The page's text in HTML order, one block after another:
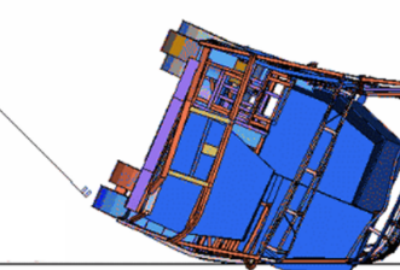
NVHD
SnRD
鎖固方式之間隙分析與最佳
撞擊 ( ECE R66 )
分析
振動與疲勞耐久
與控制分析
自行車架
OptiStruct
分析藥片
析介紹
法規測試
CAE虛擬
ECE R66-
腳踏車
曲柄軸